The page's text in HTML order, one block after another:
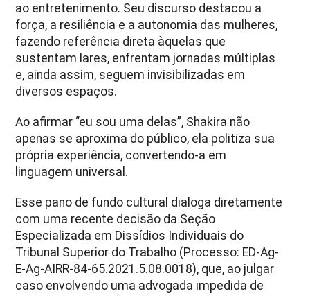
ao entretenimento. Seu discurso destacou a
força, a resiliência e a autonomia das mulheres,
fazendo referência direta àquelas que
sustentam lares, enfrentam jornadas múltiplas
e, ainda assim, seguem invisibilizadas em
diversos espaços.
Ao afirmar “eu sou uma delas”, Shakira não
apenas se aproxima do público, ela politiza sua
própria experiência, convertendo-a em
linguagem universal.
Esse pano de fundo cultural dialoga diretamente
com uma recente decisão da Seção
Especializada em Dissídios Individuais do
Tribunal Superior do Trabalho (Processo: ED-Ag-
E-Ag-AIRR-84-65.2021.5.08.0018), que, ao julgar
caso envolvendo uma advogada impedida de